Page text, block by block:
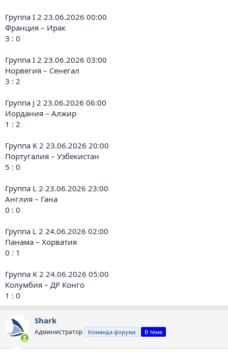
Группа I 2 23.06.2026 00:00
Франция – Ирак
3 : 0
Группа I 2 23.06.2026 03:00
Норвегия – Сенегал
3 : 2
Группа J 2 23.06.2026 06:00
Иордания – Алжир
1 : 2
Группа K 2 23.06.2026 20:00
Португалия – Узбекистан
5 : 0
Группа L 2 23.06.2026 23:00
Англия – Гана
0 : 0
Группа L 2 24.06.2026 02:00
Панама – Хорватия
0 : 1
Группа K 2 24.06.2026 05:00
Колумбия – ДР Конго
1 : 0
Shark
Администратор Команда форума В теме